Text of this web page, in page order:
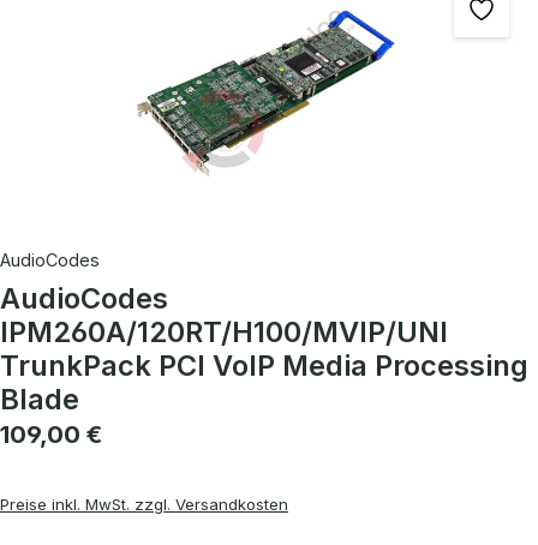
AudioCodes
AudioCodes
IPM260A/120RT/H100/MVIP/UNI
TrunkPack PCI VoIP Media Processing
Blade
Regulärer Preis:
109,00 €
Preise inkl. MwSt. zzgl. Versandkosten